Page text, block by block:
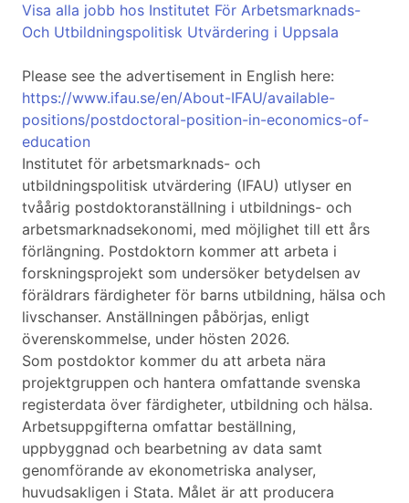
Visa alla jobb hos Institutet För Arbetsmarknads-
Och Utbildningspolitisk Utvärdering i Uppsala
Please see the advertisement in English here:
https://www.ifau.se/en/About-IFAU/available-
positions/postdoctoral-position-in-economics-of-
education
Institutet för arbetsmarknads- och
utbildningspolitisk utvärdering (IFAU) utlyser en
tvåårig postdoktoranställning i utbildnings- och
arbetsmarknadsekonomi, med möjlighet till ett års
förlängning. Postdoktorn kommer att arbeta i
forskningsprojekt som undersöker betydelsen av
föräldrars färdigheter för barns utbildning, hälsa och
livschanser. Anställningen påbörjas, enligt
överenskommelse, under hösten 2026.
Som postdoktor kommer du att arbeta nära
projektgruppen och hantera omfattande svenska
registerdata över färdigheter, utbildning och hälsa.
Arbetsuppgifterna omfattar beställning,
uppbyggnad och bearbetning av data samt
genomförande av ekonometriska analyser,
huvudsakligen i Stata. Målet är att producera